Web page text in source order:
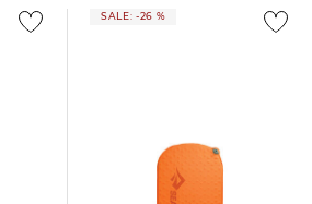
SALE: -26 %